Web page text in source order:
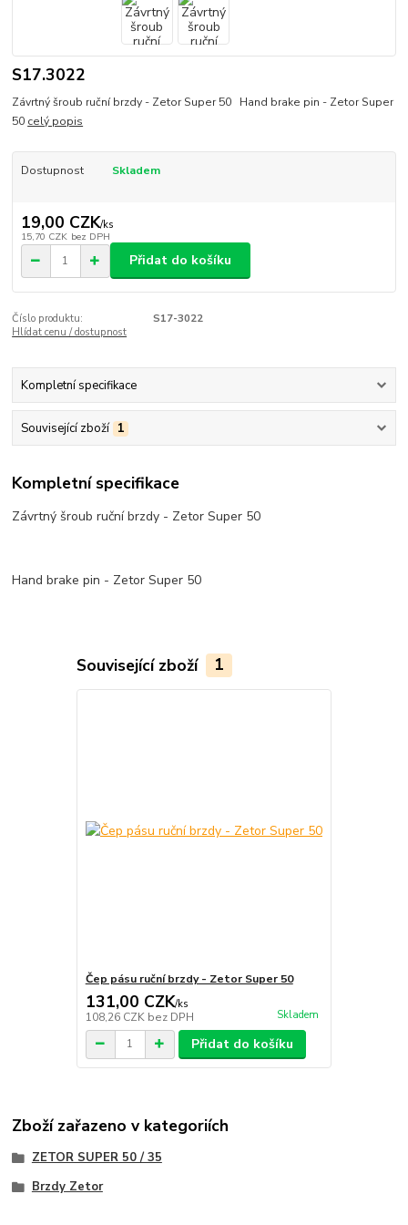
S17.3022
Závrtný šroub ruční brzdy - Zetor Super 50 Hand brake pin - Zetor Super
50 celý popis
Dostupnost Skladem
19,00 CZK/ks
15,70 CZK bez DPH
Přidat do košíku
Číslo produktu:
S17-3022
Hlídat cenu / dostupnost
Kompletní specifikace
Související zboží 1
Kompletní specifikace
Závrtný šroub ruční brzdy - Zetor Super 50
Hand brake pin - Zetor Super 50
Související zboží 1
Čep pásu ruční brzdy - Zetor Super 50
131,00 CZK/ks
108,26 CZK bez DPH Skladem
Přidat do košíku
Zboží zařazeno v kategoriích
ZETOR SUPER 50 / 35
Brzdy Zetor